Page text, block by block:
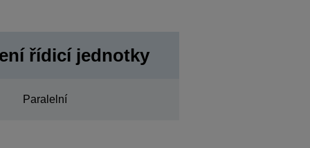
řídicí jednotky
Paralelní